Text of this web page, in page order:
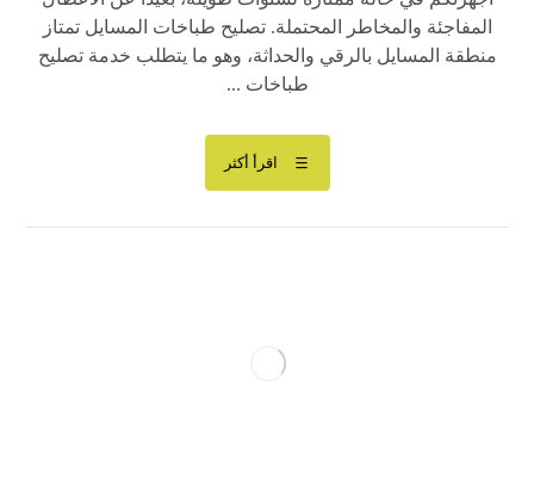
المفاجئة والمخاطر المحتملة. تصليح طباخات المسايل تمتاز
منطقة المسايل بالرقي والحداثة، وهو ما يتطلب خدمة تصليح
طباخات ...
اقرأ أكثر